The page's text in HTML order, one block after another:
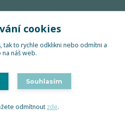
Eshop-rychle.cz
cookies
tak to rychle odklikni nebo odmítni a
na náš web.
Souhlasím
odmítnout zde.